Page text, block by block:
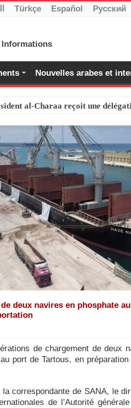
Türkçe Español Pусский
Nouvelles arabes et
al-Charaa reçoit une
deux navires en phosphate
de chargement de deux
port de Tartous, en
correspondante de SANA, le
de l’Autorité